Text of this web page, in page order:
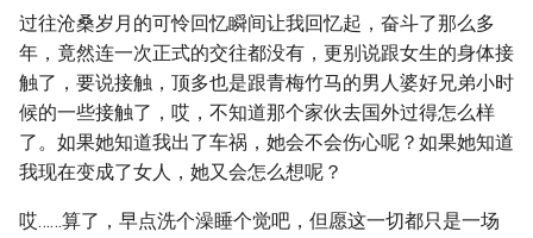
过往沧桑岁月的可怜回忆瞬间让我回忆起，奋斗了那么多
年，竟然连一次正式的交往都没有，更别说跟女生的身体接
触了，要说接触，顶多也是跟青梅竹马的男人婆好兄弟小时
候的一些接触了，哎，不知道那个家伙去国外过得怎么样
了。如果她知道我出了车祸，她会不会伤心呢？如果她知道
我现在变成了女人，她又会怎么想呢？
哎……算了，早点洗个澡睡个觉吧，但愿这一切都只是一场